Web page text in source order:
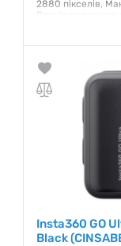
2880 пікселів,
Розмір
JPG. Діагональ
Фіксована
6400
Гарантия:24
Insta360 GO
Black